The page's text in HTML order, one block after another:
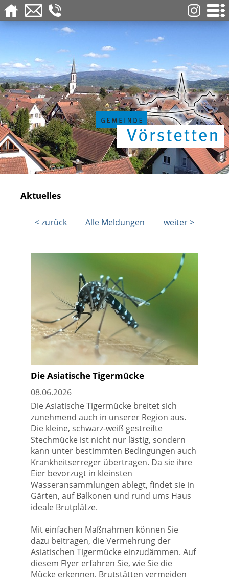
Aktuelles
< zurück Alle Meldungen weiter >
Die Asiatische Tigermücke
08.06.2026
Die Asiatische Tigermücke breitet sich
zunehmend auch in unserer Region aus.
Die kleine, schwarz-weiß gestreifte
Stechmücke ist nicht nur lästig, sondern
kann unter bestimmten Bedingungen auch
Krankheitserreger übertragen. Da sie ihre
Eier bevorzugt in kleinsten
Wasseransammlungen ablegt, findet sie in
Gärten, auf Balkonen und rund ums Haus
ideale Brutplätze.
Mit einfachen Maßnahmen können Sie
dazu beitragen, die Vermehrung der
Asiatischen Tigermücke einzudämmen. Auf
diesem Flyer erfahren Sie, wie Sie die
Mücke erkennen, Brutstätten vermeiden